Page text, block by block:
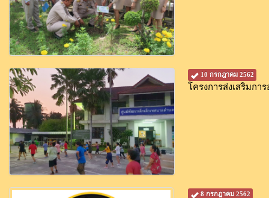
10 กรกฎาคม 2562
โครงการส่งเสริมก
8 กรกฎาคม 2562